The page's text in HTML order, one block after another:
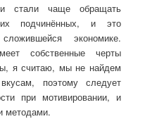
стали чаще обращать
подчинённых, и это
экономике.
собственные черты
я считаю, мы не найдем
поэтому следует
при мотивировании, и
методами.